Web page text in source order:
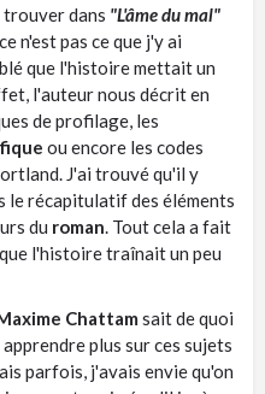
trouver dans "L'âme du mal"
n'est pas ce que j'y ai
que l'histoire mettait un
l'auteur nous décrit en
de profilage, les
ou encore les codes
J'ai trouvé qu'il y
le récapitulatif des éléments
du roman . Tout cela a fait
l'histoire traînait un peu
Chattam sait de quoi
plus sur ces sujets
parfois, j'avais envie qu'on